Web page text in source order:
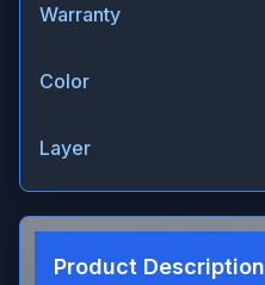
Warranty
Color
Layer
Product Description